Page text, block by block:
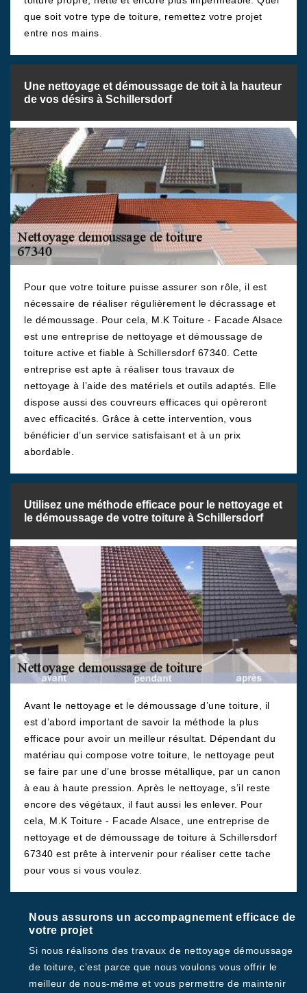
que soit votre type de toiture, remettez votre projet
entre nos mains.
Une nettoyage et démoussage de toit à la hauteur
de vos désirs à Schillersdorf
Pour que votre toiture puisse assurer son rôle, il est
nécessaire de réaliser régulièrement le décrassage et
le démoussage. Pour cela, M.K Toiture - Facade Alsace
est une entreprise de nettoyage et démoussage de
toiture active et fiable à Schillersdorf 67340. Cette
entreprise est apte à réaliser tous travaux de
nettoyage à l’aide des matériels et outils adaptés. Elle
dispose aussi des couvreurs efficaces qui opèreront
avec efficacités. Grâce à cette intervention, vous
bénéficier d’un service satisfaisant et à un prix
abordable.
Utilisez une méthode efficace pour le nettoyage et
le démoussage de votre toiture à Schillersdorf
Avant le nettoyage et le démoussage d’une toiture, il
est d’abord important de savoir la méthode la plus
efficace pour avoir un meilleur résultat. Dépendant du
matériau qui compose votre toiture, le nettoyage peut
se faire par une d’une brosse métallique, par un canon
à eau à haute pression. Après le nettoyage, s’il reste
encore des végétaux, il faut aussi les enlever. Pour
cela, M.K Toiture - Facade Alsace, une entreprise de
nettoyage et de démoussage de toiture à Schillersdorf
67340 est prête à intervenir pour réaliser cette tache
pour vous si vous voulez.
Nous assurons un accompagnement efficace de
votre projet
Si nous réalisons des travaux de nettoyage démoussage
de toiture, c’est parce que nous voulons vous offrir le
meilleur de nous-même et vous permettre de maintenir